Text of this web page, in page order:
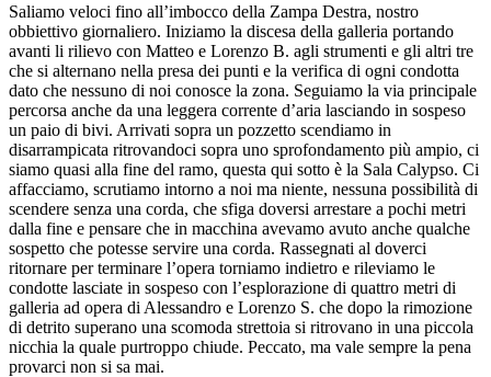
Saliamo veloci fino all’imbocco della Zampa Destra, nostro
obbiettivo giornaliero. Iniziamo la discesa della galleria portando
avanti li rilievo con Matteo e Lorenzo B. agli strumenti e gli altri tre
che si alternano nella presa dei punti e la verifica di ogni condotta
dato che nessuno di noi conosce la zona. Seguiamo la via principale
percorsa anche da una leggera corrente d’aria lasciando in sospeso
un paio di bivi. Arrivati sopra un pozzetto scendiamo in
disarrampicata ritrovandoci sopra uno sprofondamento più ampio, ci
siamo quasi alla fine del ramo, questa qui sotto è la Sala Calypso. Ci
affacciamo, scrutiamo intorno a noi ma niente, nessuna possibilità di
scendere senza una corda, che sfiga doversi arrestare a pochi metri
dalla fine e pensare che in macchina avevamo avuto anche qualche
sospetto che potesse servire una corda. Rassegnati al doverci
ritornare per terminare l’opera torniamo indietro e rileviamo le
condotte lasciate in sospeso con l’esplorazione di quattro metri di
galleria ad opera di Alessandro e Lorenzo S. che dopo la rimozione
di detrito superano una scomoda strettoia si ritrovano in una piccola
nicchia la quale purtroppo chiude. Peccato, ma vale sempre la pena
provarci non si sa mai.